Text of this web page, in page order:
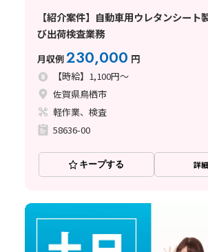
【紹介案件】自動車用ウレタンシート
び出荷検査業務
月収例230,000 円
【時給】1,100円～
佐賀県鳥栖市
軽作業、検査
58636-00
キープする 詳